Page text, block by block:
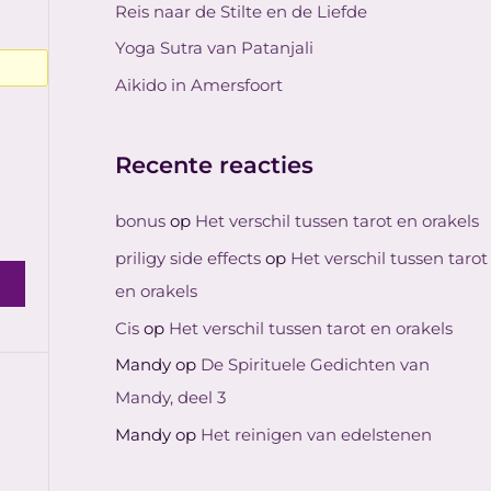
:
Reis naar de Stilte en de Liefde
Yoga Sutra van Patanjali
Aikido in Amersfoort
Recente reacties
bonusop Het verschil tussen tarot en orakels
priligy side effectsop Het verschil tussen tarot
en orakels
Cisop Het verschil tussen tarot en orakels
Mandyop De Spirituele Gedichten van
Mandy, deel 3
Mandyop Het reinigen van edelstenen